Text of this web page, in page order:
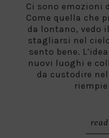
Ci sono emozioni
Come quella che
da lontano, vedo
stagliarsi nel
sento bene.
nuovi luoghi e
da custodire